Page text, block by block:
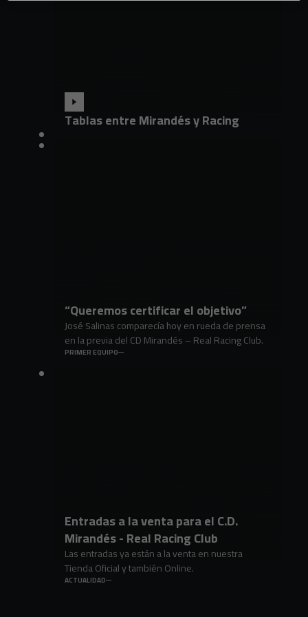
Tablas entre Mirandés y Racing
“Queremos certificar el objetivo”
José Salinas comparecía hoy en rueda de prensa
en la previa del CD Mirandés – Real Racing Club.
PRIMER EQUIPO
Entradas a la venta para el C.D.
Mirandés - Real Racing Club
Las entradas ya están a la venta en nuestra
Tienda Oficial y también Online.
ACTUALIDAD